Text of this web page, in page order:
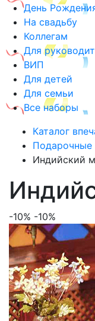
День
На свадьбу
Коллегам
Для
ВИП
Для детей
Для семьи
Все наборы
Каталог
Подарочные
Индийский
-10% -10%